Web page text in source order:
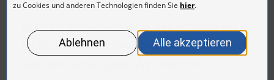
In einem ersten Kennenlernen erfahren wir
mehr über dich, deine Fähigkeiten, Interessen